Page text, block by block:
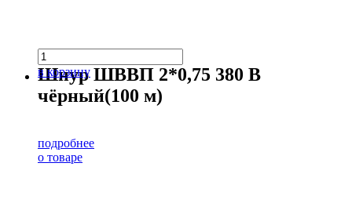
в корзину
Шнур ШВВП 2*0,75 380 В
чёрный(100 м)
подробнее
о товаре